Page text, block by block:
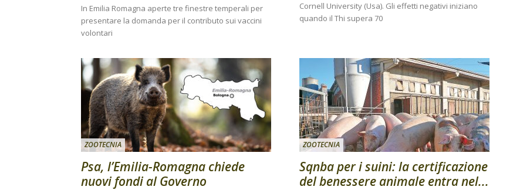
In Emilia Romagna aperte tre finestre temperali per
presentare la domanda per il contributo sui vaccini
volontari
Cornell University (Usa). Gli effetti negativi iniziano
quando il Thi supera 70
ZOOTECNIA
Psa, l’Emilia-Romagna chiede
nuovi fondi al Governo
ZOOTECNIA
Sqnba per i suini: la certificazione
del benessere animale entra nel...